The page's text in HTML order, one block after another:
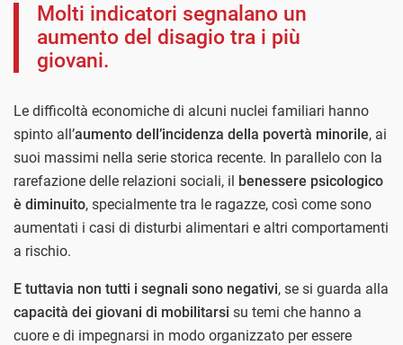
Molti indicatori segnalano un
aumento del disagio tra i più
giovani.
Le difficoltà economiche di alcuni nuclei familiari hanno
spinto all’aumento dell’incidenza della povertà minorile, ai
suoi massimi nella serie storica recente. In parallelo con la
rarefazione delle relazioni sociali, il benessere psicologico
è diminuito, specialmente tra le ragazze, così come sono
aumentati i casi di disturbi alimentari e altri comportamenti
a rischio.
E tuttavia non tutti i segnali sono negativi, se si guarda alla
capacità dei giovani di mobilitarsi su temi che hanno a
cuore e di impegnarsi in modo organizzato per essere